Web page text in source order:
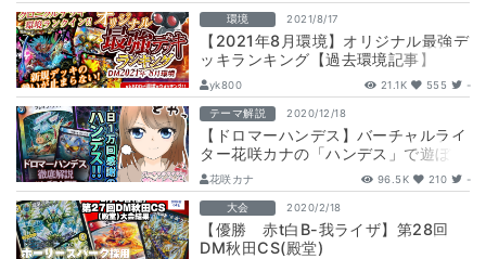
環境 2021/8/17
【2021年8月環境】オリジナル最強デ
ッキランキング【過去環境記事】
yk800 21.1K 555 -
テーマ解説 2020/12/18
【ドロマーハンデス】バーチャルライ
ター花咲カナの「ハンデス」で遊ぼう
【相性のいいカード デッキ解説記
事】
花咲カナ 96.5K 210 -
大会 2020/2/18
【優勝 赤t白B-我ライザ】第28回
DM秋田CS(殿堂)